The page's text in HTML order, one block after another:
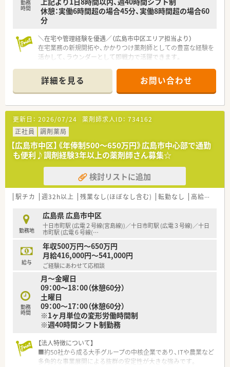
どのサポートを受けながら、薬剤師業務に専念することができま
す。
の買い物や食事などにも非常に便利で働きやすい職場です。
勤務
時間
休憩：実働6時間超の場合45分、実働8時間超の場合60
分
＼在宅や管理経験を優遇／（広島市中区エリア担当より）
在宅業務の新規開拓や、かかりつけ薬剤師としての豊富な経験を
活かして、ラウンダーとして即戦力で活躍できます。
【店舗情報と応需状況について】
■広島市中区を中心に計12店舗を展開しており、地域の医療機
関と密な連携を図りながら多岐にわたる処方箋を応需していま
す。
■昨年度より最新の在庫管理システムを全店舗へ導入済みで、業
務の効率化と正確性の向上を積極的に推進している環境です。
■施設在宅や個人宅への訪問業務にも注力しており、薬剤師とし
て地域医療の発展に深く貢献できる体制を整えています。
【募集背景と求める人物像について】
■体制強化を目的とした増員募集であり、店舗間で柔軟に対応で
きるラウンダー候補の方を特に積極的に採用しています。
■店舗できちんと自分の意見が言える方を求めており、主体性を
持って現場の改善に取り組める方が理想的な人物像です。
な連携を図れる協調性のある方を求めております。
【法人特徴について】
■昭和54年の創業以来、40年以上にわたり広島の医療を支え続
けている地元に根差した歴史ある安定した老舗法人です。
■大手チェーンとは異なりルールで縛りすぎない社風のため、現
場の裁量が大きく自分の意見を反映しやすい職場です。
■グループ会社にて不動産事業も展開しており、多角化経営によ
る高い経営安定性を背景に安心して長く勤務いただけます。
【職場環境と雰囲気】
■現場にはベテラン薬剤師が多く在籍しており、困ったときには
すぐに相談できる温かく落ち着いた雰囲気が特徴です。
現場の状況を的確に把握し寄り添ってくれる組織です。
■店舗ごとに独自の良さがあり、過剰なルールに縛られずスタッ
フ同士が協力し合いながら日々の業務に取り組んでいます。
詳細を見る お問い合わせ
更新日： 2026/07/24 薬剤師求人ID： 734162
正社員
調剤薬局
【広島市中区】《年俸制500～650万円》広島市中心部で通勤
も便利♪調剤経験3年以上の薬剤師さん募集☆
検討リストに追加
駅チカ 週32h以上 残業なし(ほぼなし含む) 転勤なし 高給与(600万円以上)
勤務地
広島県 広島市中区
十日市町駅 (広電２号線(宮島線))／十日市町駅 (広電３号線)／十日
市町駅 (広電６号線(…
給与
年収500万円～650万円
月給416,000円～541,000円
ご経験にあわせて応相談
勤務
時間
月～金曜日
09：00～18：00（休憩60分）
土曜日
09：00～17：00（休憩60分）
※1ヶ月単位の変形労働時間制
※週40時間シフト制勤務
【法人特徴について】
■約50社から成る大手グループの中核企業であり、ITや農業など
多角的な事業展開による抜群の安定性が大きな強みです。